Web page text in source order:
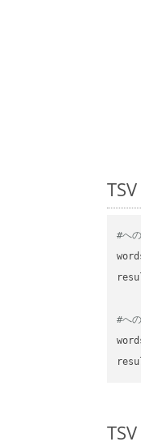
#へ
#へ